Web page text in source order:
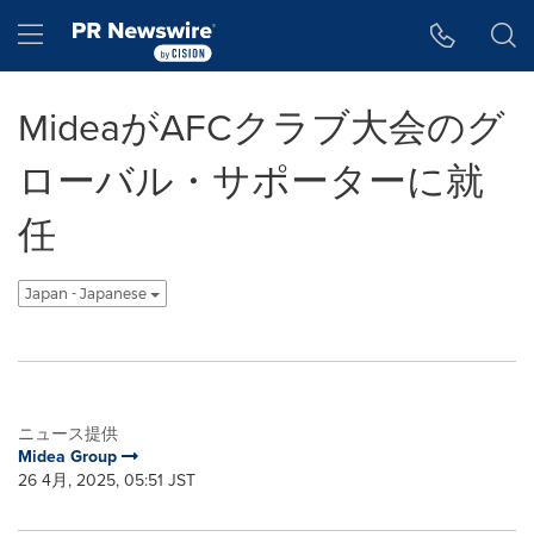
Hamburger menu
MideaがAFCクラブ大会のグ
ローバル・サポーターに就
任
Japan - Japanese
ニュース提供
Midea Group
26 4月, 2025, 05:51 JST